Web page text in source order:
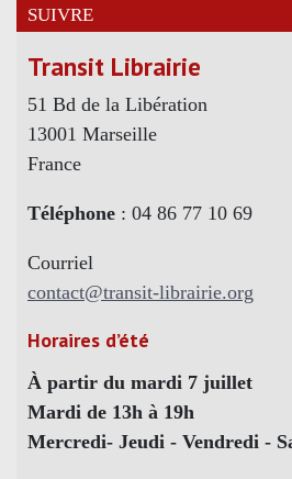
SUIVRE
Transit Librairie
51 Bd de la Libération
13001 Marseille
France
Téléphone : 04 86 77 10 69
Courriel
contact@transit-librairie.org
Horaires d’été
À partir du mardi 7 juillet
Mardi de 13h à 19h
Mercredi- Jeudi - Vendredi -